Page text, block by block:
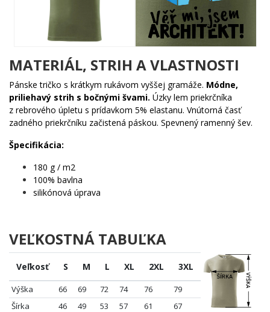
drevené kocky v živých farbách – červenej, žltej a modrej –
tvoria roztomilý domček, ktorý symbolizuje začiatky každej
veľkej stavby. Pod ním hrdý nápis „Ver mi, som architekt!" hovorí
za všetko. Jednoduchý, vtipný a okamžite zrozumiteľný
🎯 Komu urobí radosť?
🏗️ Architektom a študentom architektúry, ktorí milujú
svoju prácu s humorom
🎁 Skvelý darček pre kolegu alebo absolventa
architektonickej fakulty
priestoru
😄 Fanúšikom originálnych a vtipných motívov z prostredia
rôznych povolaní
stav svoju kolekciu na pevných základoch! 🏡✏️
MATERIÁL, STRIH A VLASTNOSTI
Pánske tričko s krátkym rukávom vyššej gramáže. Módne,
priliehavý strih s bočnými švami. Úzky lem priekrčníka
z rebrového úpletu s prídavkom 5% elastanu. Vnútorná časť
zadného priekrčníku začistená páskou. Spevnený ramenný šev.
Špecifikácia:
180 g / m2
100% bavlna
silikónová úprava
VEĽKOSTNÁ TABUĽKA
Veľkosť S M L XL 2XL 3XL
Výška 66 69 72 74 76
79
Šírka
46 49 53 57 61 67